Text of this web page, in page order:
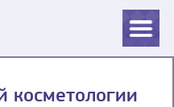
косметологии